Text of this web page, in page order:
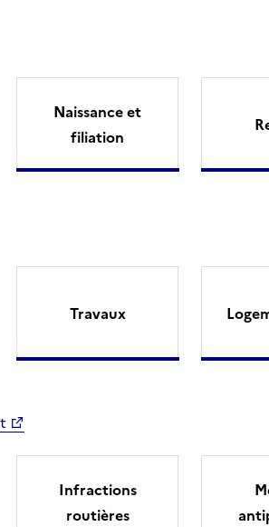
Naissance et
filiation
Travaux
Infractions
routières